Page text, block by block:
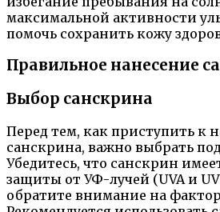
максимальной активности
помочь сохранить кожу
Правильное нанесение
Выбор санскрина
Перед тем, как приступить к
санскрина, важно выбрать
Убедитесь, что санскрин
защиты от УФ-лучей (UVA и
обратите внимание на